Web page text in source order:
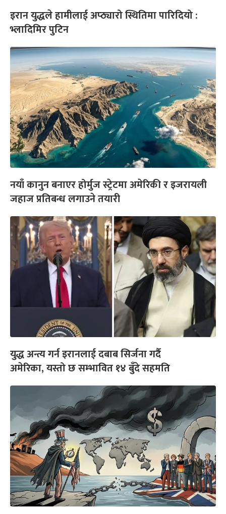
इरान युद्धले हामीलाई अप्ठ्यारो स्थितिमा पारिदियो :
भ्लादिमिर पुटिन
नयाँ कानुन बनाएर होर्मुज स्ट्रेटमा अमेरिकी र इजरायली
जहाज प्रतिबन्ध लगाउने तयारी
युद्ध अन्त्य गर्न इरानलाई दबाब सिर्जना गर्दै
अमेरिका, यस्तो छ सम्भावित १४ बुँदे सहमति